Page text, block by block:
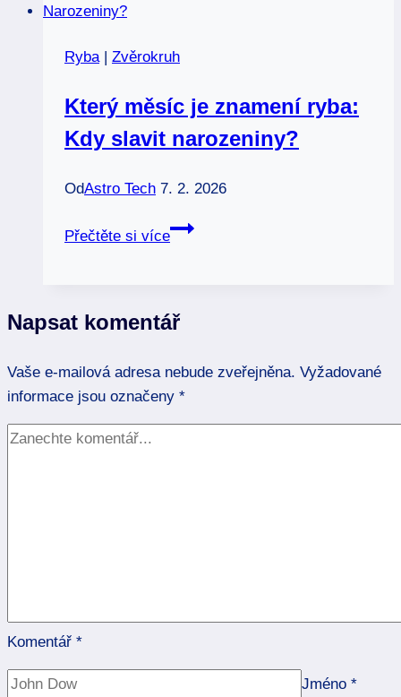
beran
ryba:
Výzva
harmonie?
Ryba| Zvěrokruh
Který měsíc je znamení ryba:
Kdy slavit narozeniny?
OdAstro Tech 7. 2. 2026
Přečtěte si více
Který
ryba:
slavit
narozeniny?
Napsat komentář
Vaše e-mailová adresa nebude zveřejněna. Vyžadované
informace jsou označeny *
Komentář *
Jméno *